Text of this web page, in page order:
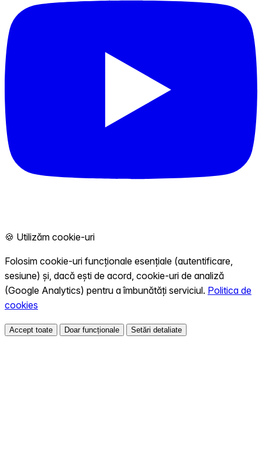
🍪 Utilizăm cookie-uri
Folosim cookie-uri funcționale esențiale (autentificare,
sesiune) și, dacă ești de acord, cookie-uri de analiză
(Google Analytics) pentru a îmbunătăți serviciul. Politica de
cookies
Accept toate Doar funcționale Setări detaliate